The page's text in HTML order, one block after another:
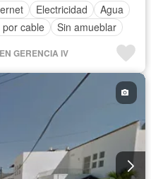
Electricidad
Agua
por cable Sin amueblar
GERENCIA IV